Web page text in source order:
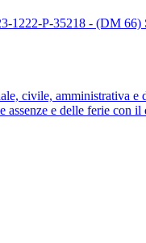
1222-P-35218 - (DM
civile, amministrativa e
assenze e delle ferie con il